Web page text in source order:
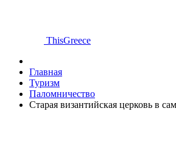
ThisGreece
Главная
Туризм
Паломничество
Старая византийская церковь в